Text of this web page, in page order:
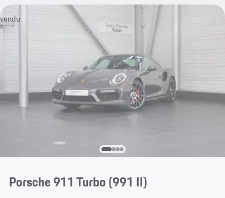
vendu
Porsche 911 Turbo(991 II)